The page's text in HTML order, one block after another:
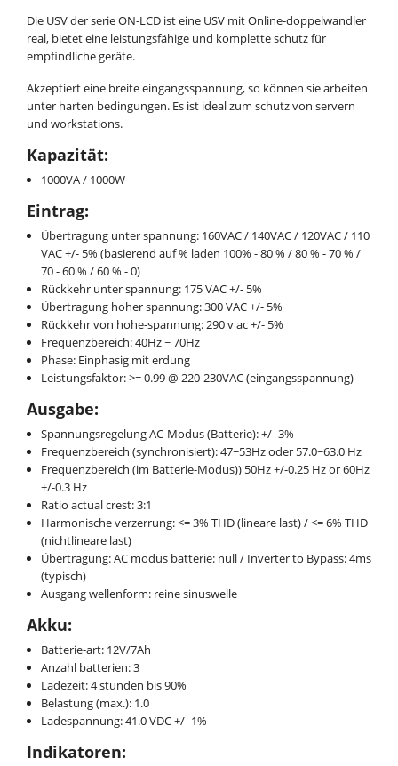
Die USV der serie ON-LCD ist eine USV mit Online-doppelwandler
real, bietet eine leistungsfähige und komplette schutz für
empfindliche geräte.
Akzeptiert eine breite eingangsspannung, so können sie arbeiten
unter harten bedingungen. Es ist ideal zum schutz von servern
und workstations.
Kapazität:
1000VA / 1000W
Eintrag:
Übertragung unter spannung: 160VAC / 140VAC / 120VAC / 110
VAC +/- 5% (basierend auf % laden 100% - 80 % / 80 % - 70 % /
70 - 60 % / 60 % - 0)
Rückkehr unter spannung: 175 VAC +/- 5%
Übertragung hoher spannung: 300 VAC +/- 5%
Rückkehr von hohe-spannung: 290 v ac +/- 5%
Frequenzbereich: 40Hz ~ 70Hz
Phase: Einphasig mit erdung
Leistungsfaktor: >= 0.99 @ 220-230VAC (eingangsspannung)
Ausgabe:
Spannungsregelung AC-Modus (Batterie): +/- 3%
Frequenzbereich (synchronisiert): 47~53Hz oder 57.0~63.0 Hz
Frequenzbereich (im Batterie-Modus)) 50Hz +/-0.25 Hz or 60Hz
+/-0.3 Hz
Ratio actual crest: 3:1
Harmonische verzerrung: <= 3% THD (lineare last) / <= 6% THD
(nichtlineare last)
Übertragung: AC modus batterie: null / Inverter to Bypass: 4ms
(typisch)
Ausgang wellenform: reine sinuswelle
Akku:
Batterie-art: 12V/7Ah
Anzahl batterien: 3
Ladezeit: 4 stunden bis 90%
Belastung (max.): 1.0
Ladespannung: 41.0 VDC +/- 1%
Indikatoren: